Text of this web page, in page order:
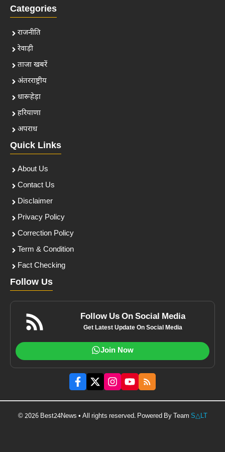
Categories
राजनीति
रेवाड़ी
ताजा खबरें
अंतरराष्ट्रीय
धारूहेड़ा
हरियाणा
अपराध
Quick Links
About Us
Contact Us
Disclaimer
Privacy Policy
Correction Policy
Term & Condition
Fact Checking
Follow Us
Follow Us On Social Media
Get Latest Update On Social Media
Join Now
© 2026 Best24News • All rights reserved. Powered By Team S△LT